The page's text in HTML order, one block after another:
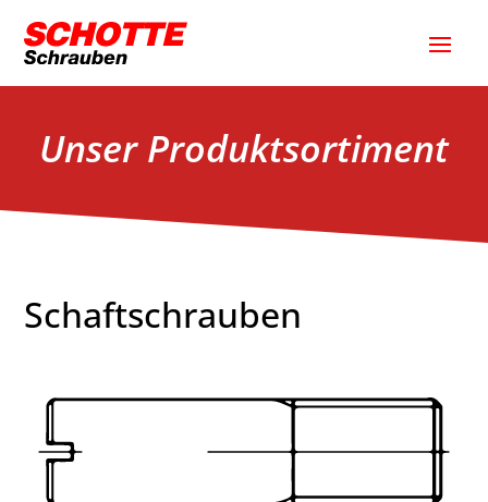
Unser Produktsortiment
Schaftschrauben